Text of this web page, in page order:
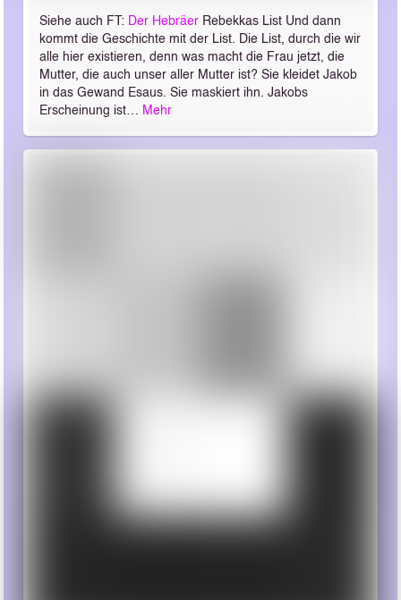
Siehe auch FT: Der Hebräer Rebekkas List Und dann
kommt die Geschichte mit der List. Die List, durch die wir
alle hier existieren, denn was macht die Frau jetzt, die
Mutter, die auch unser aller Mutter ist? Sie kleidet Jakob
in das Gewand Esaus. Sie maskiert ihn. Jakobs
Erscheinung ist… Mehr